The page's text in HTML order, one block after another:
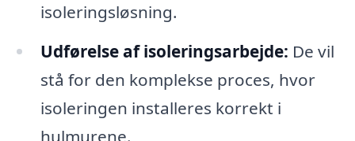
isoleringsløsning.
Udførelse af isoleringsarbejde: De vil
stå for den komplekse proces, hvor
isoleringen installeres korrekt i
hulmurene.